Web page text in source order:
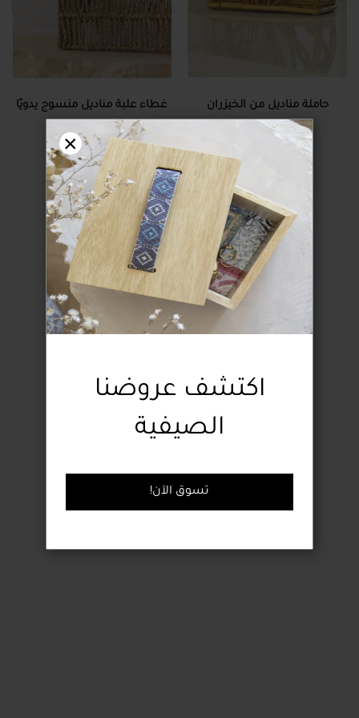
اكتشف عروضنا
الصيفية
!تسوق الآن
×
حاملة مناديل من الخيزران
34.00 دولار
غطاء علبة مناديل منسوج يدويًا
بأوراق نبات الحلفا
29.00 دولار